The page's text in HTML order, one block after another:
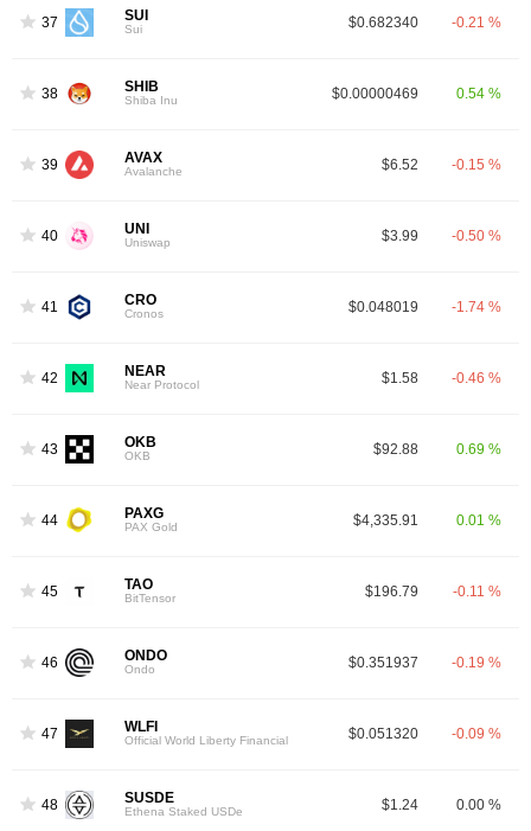
37 SUI
Sui $0.682340 -0.21 %
38 SHIB
Shiba Inu $0.00000469 0.54 %
39 AVAX
Avalanche $6.52 -0.15 %
40 UNI
Uniswap $3.99 -0.50 %
41 CRO
Cronos $0.048019 -1.74 %
42 NEAR
Near Protocol $1.58 -0.46 %
43 OKB
OKB $92.88 0.69 %
44 PAXG
PAX Gold $4,335.91 0.01 %
45 TAO
BitTensor $196.79 -0.11 %
46 ONDO
Ondo $0.351937 -0.19 %
47 WLFI
Official World Liberty Financial $0.051320 -0.09 %
48 SUSDE
Ethena Staked USDe $1.24 0.00 %